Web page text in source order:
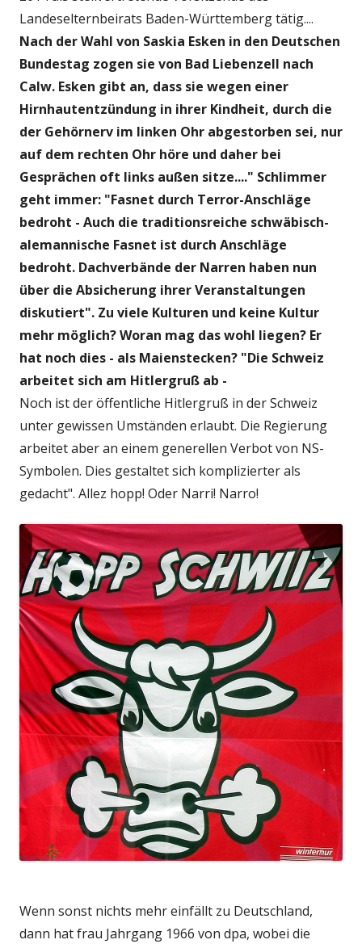
Landeselternbeirats Baden-Württemberg tätig....
Nach der Wahl von Saskia Esken in den Deutschen
Bundestag zogen sie von Bad Liebenzell nach
Calw. Esken gibt an, dass sie wegen einer
Hirnhautentzündung in ihrer Kindheit, durch die
der Gehörnerv im linken Ohr abgestorben sei, nur
auf dem rechten Ohr höre und daher bei
Gesprächen oft links außen sitze...." Schlimmer
geht immer: "Fasnet durch Terror-Anschläge
bedroht - Auch die traditionsreiche schwäbisch-
alemannische Fasnet ist durch Anschläge
bedroht. Dachverbände der Narren haben nun
über die Absicherung ihrer Veranstaltungen
diskutiert". Zu viele Kulturen und keine Kultur
mehr möglich? Woran mag das wohl liegen? Er
hat noch dies - als Maienstecken? "Die Schweiz
arbeitet sich am Hitlergruß ab -
Noch ist der öffentliche Hitlergruß in der Schweiz
unter gewissen Umständen erlaubt. Die Regierung
arbeitet aber an einem generellen Verbot von NS-
Symbolen. Dies gestaltet sich komplizierter als
gedacht". Allez hopp! Oder Narri! Narro!
Wenn sonst nichts mehr einfällt zu Deutschland,
dann hat frau Jahrgang 1966 von dpa, wobei die